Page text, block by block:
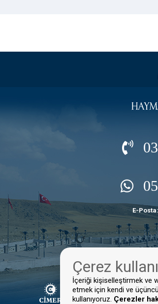
E-Posta:
Çerez
İçeriği kişiselleştirmek ve
etmek için kendi ve
kullanıyoruz. Çerezler